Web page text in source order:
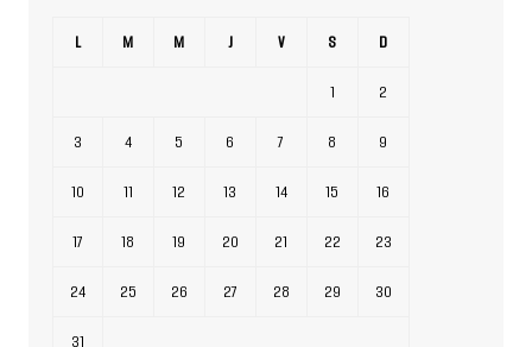
L M M J V S D
1 2
3 4 5 6 7 8 9
10 11 12 13 14 15 16
17 18 19 20 21 22 23
24 25 26 27 28 29 30
31